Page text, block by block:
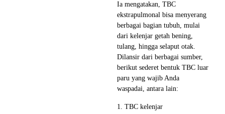
Ia mengatakan, TBC
ekstrapulmonal bisa menyerang
berbagai bagian tubuh, mulai
dari kelenjar getah bening,
tulang, hingga selaput otak.
Dilansir dari berbagai sumber,
berikut sederet bentuk TBC luar
paru yang wajib Anda
waspadai, antara lain:
1. TBC kelenjar